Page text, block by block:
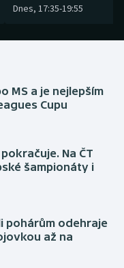
Dnes, 17:35-19:55
MS a je nejlepším
Cupu
Na ČT
šampionáty i
pohárům odehraje
až na